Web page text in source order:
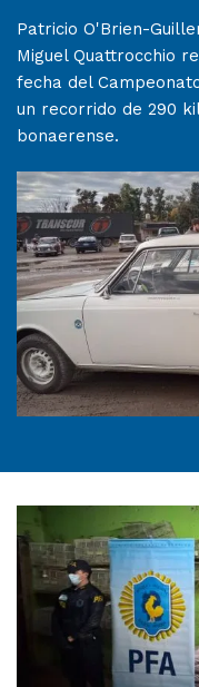
Patricio O'Brien-
Miguel Quattrocchio
fecha del
un recorrido de 290
bonaerense.